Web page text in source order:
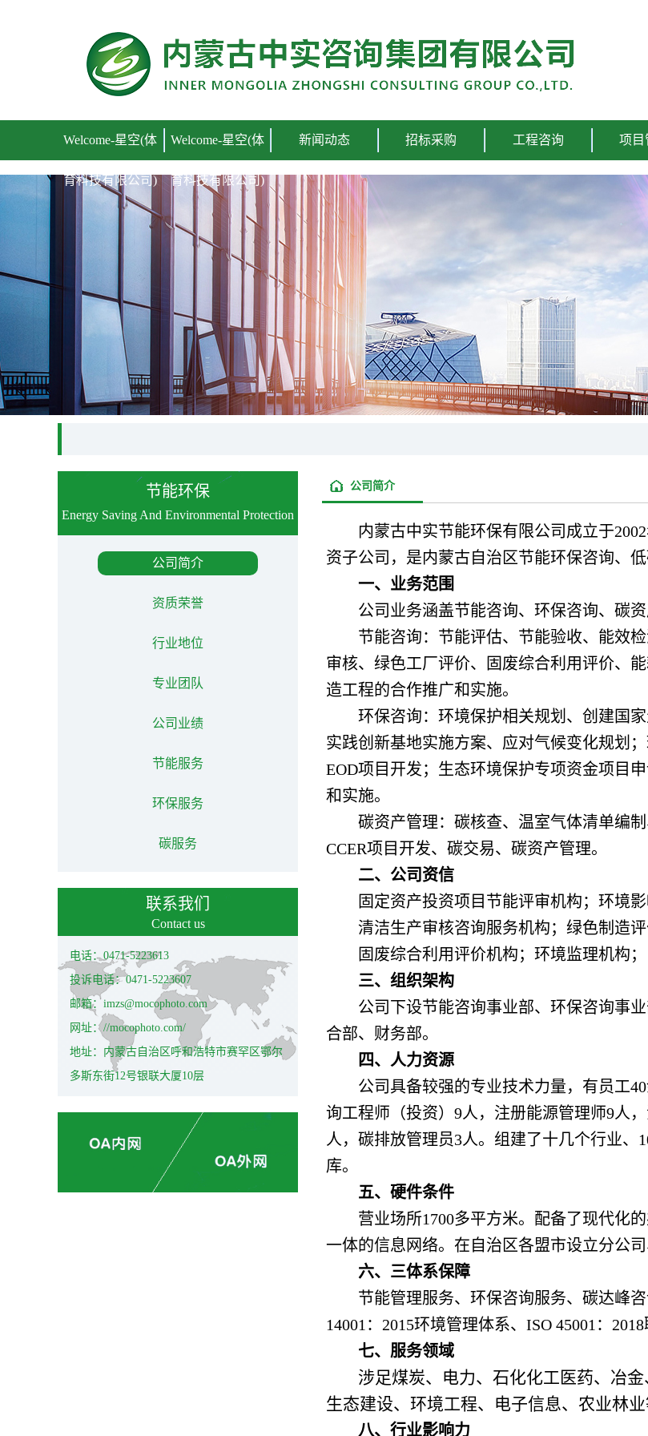
Welcome-星空(体
育科技有限公司)
Welcome-星空(体
育科技有限公司)
新闻动态 招标采购 工程咨询 项目
节能环保
Energy Saving And Environmental Protection
公司简介
资质荣誉
行业地位
专业团队
公司业绩
节能服务
环保服务
碳服务
联系我们
Contact us
电话：0471-5223613
投诉电话：0471-5223607
邮箱：imzs@mocophoto.com
网址：//mocophoto.com/
地址：内蒙古自治区呼和浩特市赛罕区鄂尔
多斯东街12号银联大厦10层
公司简介
内蒙古中实节能环保有限公司成立于
资子公司，是内蒙古自治区节能环保咨询、
一、业务范围
公司业务涵盖节能咨询、环保咨询、碳资
节能咨询：节能评估、节能验收、能效
审核、绿色工厂评价、固废综合利用评价、
造工程的合作推广和实施。
环保咨询：环境保护相关规划、创建国
实践创新基地实施方案、应对气候变化规划
EOD项目开发；生态环境保护专项资金项目
和实施。
碳资产管理：碳核查、温室气体清单编
CCER项目开发、碳交易、碳资产管理。
二、公司资信
固定资产投资项目节能评审机构；环境影
清洁生产审核咨询服务机构；绿色制造评
固废综合利用评价机构；环境监理机构；
三、组织架构
公司下设节能咨询事业部、环保咨询事
合部、财务部。
四、人力资源
公司具备较强的专业技术力量，有员工
询工程师（投资）9人，注册能源管理师9人
人，碳排放管理员3人。组建了十几个行业
库。
五、硬件条件
营业场所1700多平方米。配备了现代化
一体的信息网络。在自治区各盟市设立分公司
六、三体系保障
节能管理服务、环保咨询服务、碳达峰
14001：2015环境管理体系、ISO 45001：
七、服务领域
涉足煤炭、电力、石化化工医药、冶
生态建设、环境工程、电子信息、农业林业
八、行业影响力